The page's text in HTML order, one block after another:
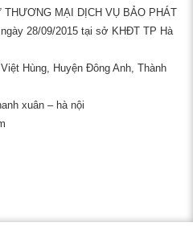
MẠI DỊCH VỤ BẢO PHÁT
28/09/2015 tại sở KHĐT TP Hà
Hùng, Huyện Đông Anh, Thành
xuân – hà nội